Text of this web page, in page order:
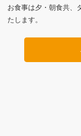
お食事は夕・朝食共、
たします。